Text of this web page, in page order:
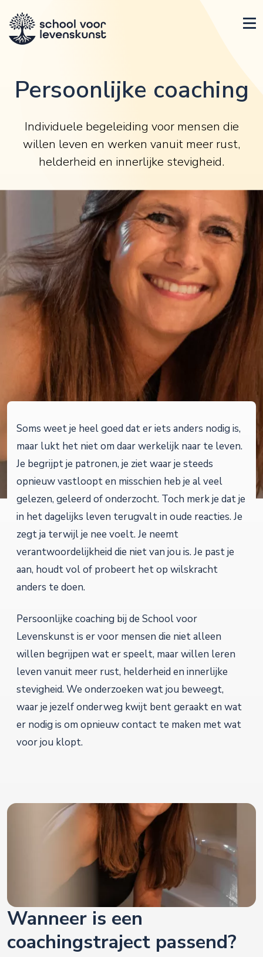
Persoonlijke coaching
Individuele begeleiding voor mensen die
willen leven en werken vanuit meer rust,
helderheid en innerlijke stevigheid.
Soms weet je heel goed dat er iets anders nodig is,
maar lukt het niet om daar werkelijk naar te leven.
Je begrijpt je patronen, je ziet waar je steeds
opnieuw vastloopt en misschien heb je al veel
gelezen, geleerd of onderzocht. Toch merk je dat je
in het dagelijks leven terugvalt in oude reacties. Je
zegt ja terwijl je nee voelt. Je neemt
verantwoordelijkheid die niet van jou is. Je past je
aan, houdt vol of probeert het op wilskracht
anders te doen.
Persoonlijke coaching bij de School voor
Levenskunst is er voor mensen die niet alleen
willen begrijpen wat er speelt, maar willen leren
leven vanuit meer rust, helderheid en innerlijke
stevigheid. We onderzoeken wat jou beweegt,
waar je jezelf onderweg kwijt bent geraakt en wat
er nodig is om opnieuw contact te maken met wat
voor jou klopt.
Wanneer is een
coachingstraject passend?